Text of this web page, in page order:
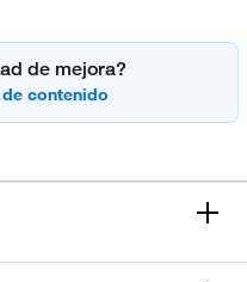
de mejora?